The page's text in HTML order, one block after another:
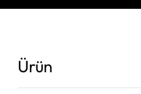
Ürün